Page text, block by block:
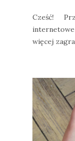
Cześć!
więcej